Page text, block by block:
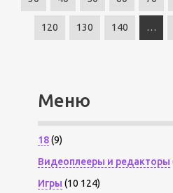
120 130 140 …
Меню
18(9)
Видеоплееры и редакторы
Игры (10 124)